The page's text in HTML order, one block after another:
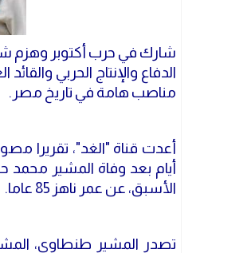
شارك في حرب أكتوبر وهزم
الدفاع والإنتاج الحربي
مناصب هامة في تاريخ مصر.
أيام بعد وفاة المشير محمد
الأسبق، عن عمر ناهز 85 عاما.
تصدر المشير طنطاوي،